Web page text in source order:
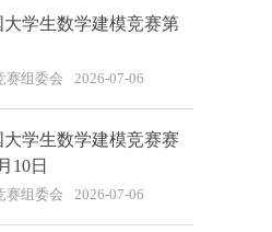
大学生数学建模竞赛第
赛组委会 2026-07-06
大学生数学建模竞赛赛
10日
赛组委会 2026-07-06